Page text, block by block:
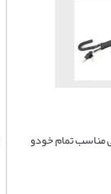
مناسب تمام خودو